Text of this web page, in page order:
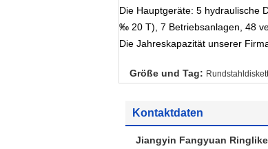
Die Hauptgeräte: 5 hydraulische
‰ 20 T), 7 Betriebsanlagen, 48
Die Jahreskapazität unserer
Größe und Tag:
Kontaktdaten
Jiangyin Fangyuan